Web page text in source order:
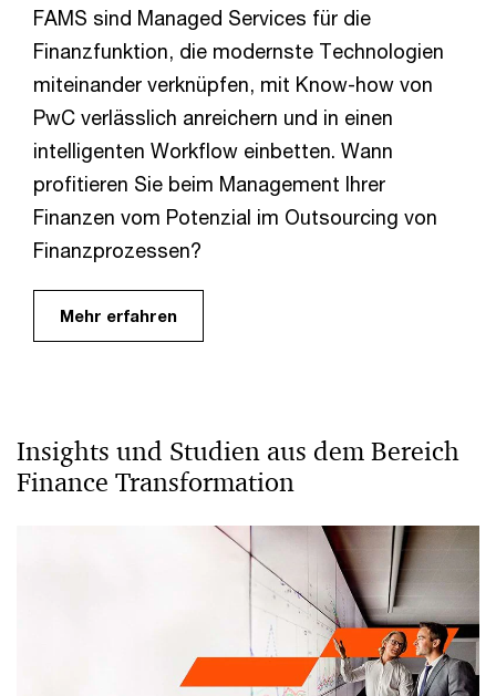
FAMS sind Managed Services für die
Finanzfunktion, die modernste Technologien
miteinander verknüpfen, mit Know-how von
PwC verlässlich anreichern und in einen
intelligenten Workflow einbetten. Wann
profitieren Sie beim Management Ihrer
Finanzen vom Potenzial im Outsourcing von
Finanzprozessen?
Mehr erfahren
Insights und Studien aus dem Bereich
Finance Transformation